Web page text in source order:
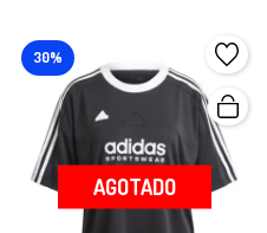
30%
AGOTADO